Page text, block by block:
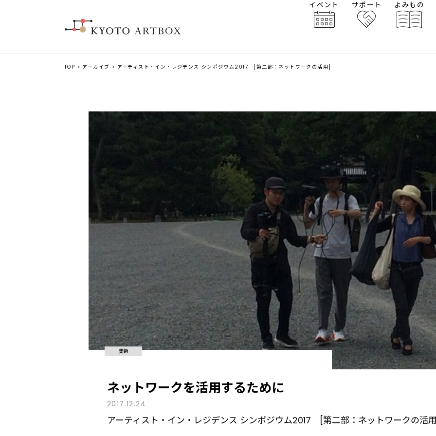
イベント サポート よみもの
TOP > アーカイブ > アーティスト・イン・レジデンス シンポジウム2017 [第二部：ネットワークの活用]
美術
ネットワークを活用するために
2017.12.24
アーティスト・イン・レジデンス シンポジウム2017 [第二部：ネットワークの活